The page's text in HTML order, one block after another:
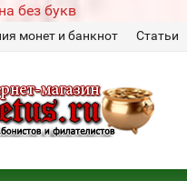
без букв
монет и банкнот Статьи